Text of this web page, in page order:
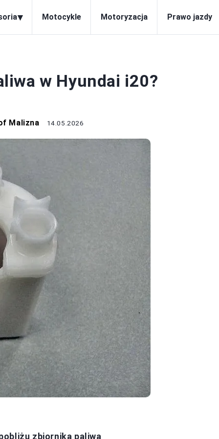
▾ Motocykle Motoryzacja Prawo jazdy
w Hyundai i20?
Malizna 14.05.2026
zbiornika paliwa